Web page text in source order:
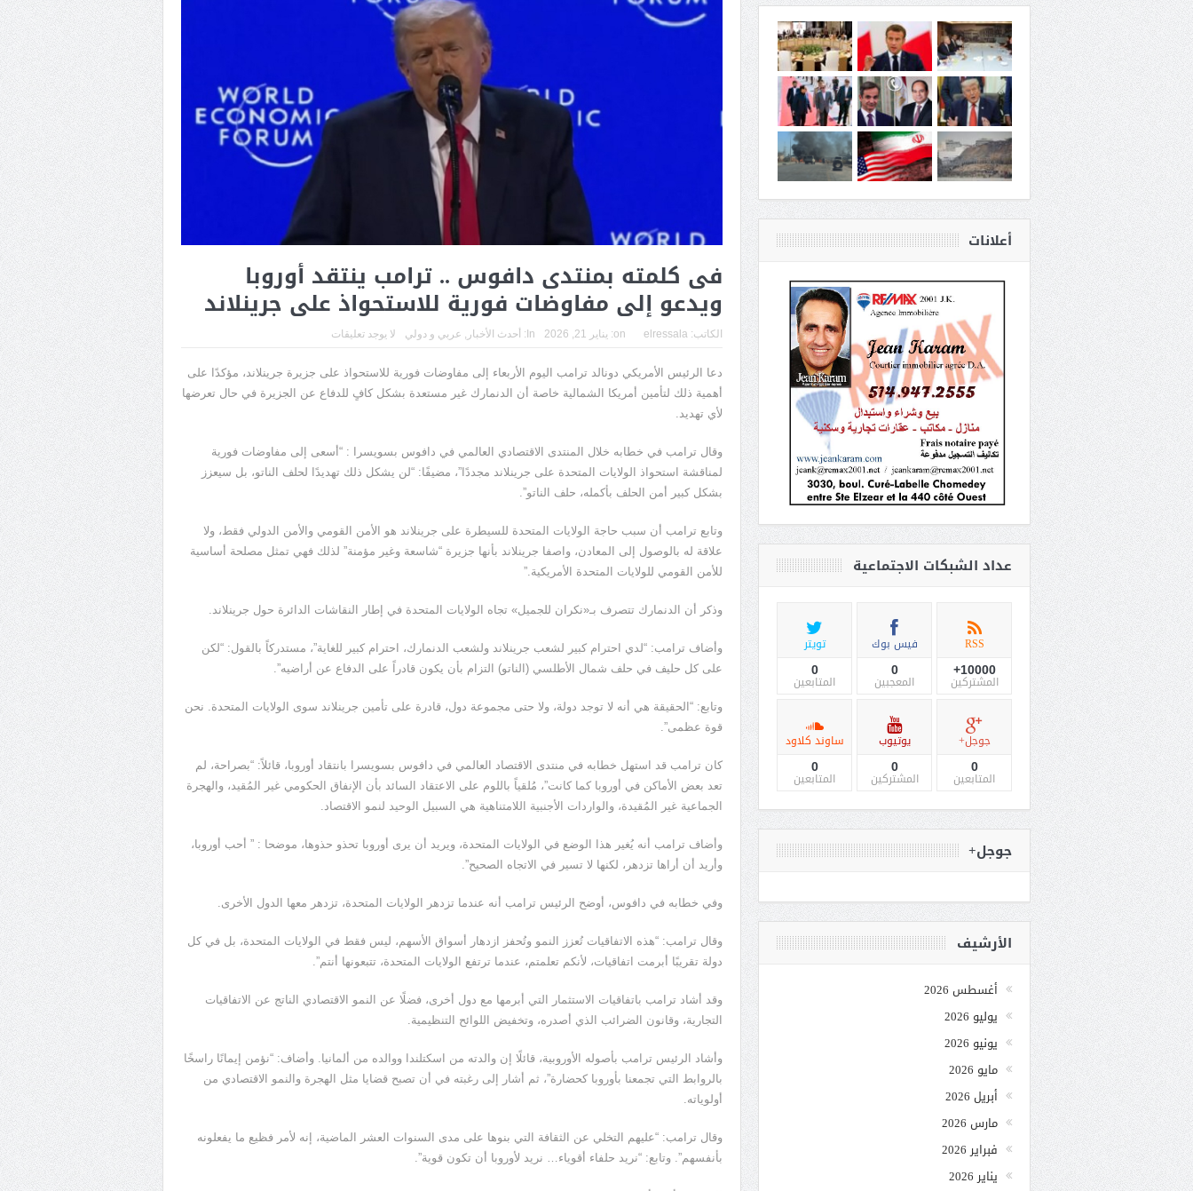
فى كلمته بمنتدى دافوس .. ترامب ينتقد أوروبا
ويدعو إلى مفاوضات فورية للاستحواذ على جرينلاند
الكاتب: elressala
on: يناير 21, 2026 In: أحدث الأخبار عربي و دولي لا يوجد تعليقات
دعا الرئيس الأمريكي دونالد ترامب اليوم الأربعاء إلى مفاوضات فورية للاستحواذ على جزيرة جرينلاند، مؤكدًا على
أهمية ذلك لتأمين أمريكا الشمالية خاصة أن الدنمارك غير مستعدة بشكل كافٍ للدفاع عن الجزيرة في حال تعرضها
لأي تهديد.
وقال ترامب في خطابه خلال المنتدى الاقتصادي العالمي في دافوس بسويسرا : “أسعى إلى مفاوضات فورية
لمناقشة استحواذ الولايات المتحدة على جرينلاند مجددًا”، مضيفًا: “لن يشكل ذلك تهديدًا لحلف الناتو، بل سيعزز
بشكل كبير أمن الحلف بأكمله، حلف الناتو”.
وتابع ترامب أن سبب حاجة الولايات المتحدة للسيطرة على جرينلاند هو الأمن القومي والأمن الدولي فقط، ولا
علاقة له بالوصول إلى المعادن، واصفا جرينلاند بأنها جزيرة “شاسعة وغير مؤمنة” لذلك فهي تمثل مصلحة أساسية
للأمن القومي للولايات المتحدة الأمريكية.”
وذكر أن الدنمارك تتصرف بـ«نكران للجميل» تجاه الولايات المتحدة في إطار النقاشات الدائرة حول جرينلاند.
وأضاف ترامب: “لدي احترام كبير لشعب جرينلاند ولشعب الدنمارك، احترام كبير للغاية”، مستدركاً بالقول: “لكن
على كل حليف في حلف شمال الأطلسي (الناتو) التزام بأن يكون قادراً على الدفاع عن أراضيه”.
وتابع: “الحقيقة هي أنه لا توجد دولة، ولا حتى مجموعة دول، قادرة على تأمين جرينلاند سوى الولايات المتحدة. نحن
قوة عظمى”.
كان ترامب قد استهل خطابه في منتدى الاقتصاد العالمي في دافوس بسويسرا بانتقاد أوروبا، قائلاً: “بصراحة، لم
تعد بعض الأماكن في أوروبا كما كانت”، مُلقياً باللوم على الاعتقاد السائد بأن الإنفاق الحكومي غير المُقيد، والهجرة
الجماعية غير المُقيدة، والواردات الأجنبية اللامتناهية هي السبيل الوحيد لنمو الاقتصاد.
وأضاف ترامب أنه يُغير هذا الوضع في الولايات المتحدة، ويريد أن يرى أوروبا تحذو حذوها، موضحا : ” أحب أوروبا،
وأريد أن أراها تزدهر، لكنها لا تسير في الاتجاه الصحيح”.
وفي خطابه في دافوس، أوضح الرئيس ترامب أنه عندما تزدهر الولايات المتحدة، تزدهر معها الدول الأخرى.
وقال ترامب: “هذه الاتفاقيات تُعزز النمو وتُحفز ازدهار أسواق الأسهم، ليس فقط في الولايات المتحدة، بل في كل
دولة تقريبًا أبرمت اتفاقيات، لأنكم تعلمتم، عندما ترتفع الولايات المتحدة، تتبعونها أنتم”.
وقد أشاد ترامب باتفاقيات الاستثمار التي أبرمها مع دول أخرى، فضلًا عن النمو الاقتصادي الناتج عن الاتفاقيات
التجارية، وقانون الضرائب الذي أصدره، وتخفيض اللوائح التنظيمية.
وأشاد الرئيس ترامب بأصوله الأوروبية، قائلًا إن والدته من اسكتلندا ووالده من ألمانيا. وأضاف: “نؤمن إيمانًا راسخًا
بالروابط التي تجمعنا بأوروبا كحضارة”، ثم أشار إلى رغبته في أن تصبح قضايا مثل الهجرة والنمو الاقتصادي من
أولوياته.
وقال ترامب: “عليهم التخلي عن الثقافة التي بنوها على مدى السنوات العشر الماضية، إنه لأمر فظيع ما يفعلونه
بأنفسهم”. وتابع: “نريد حلفاء أقوياء… نريد لأوروبا أن تكون قوية”.
أعلانات
عداد الشبكات الاجتماعية
RSS
10000+
المشتركين
فيس بوك
0
المعجبين
تويتر
0
المتابعين
جوجل+
0
المتابعين
يوتيوب
0
المشتركين
ساوند كلاود
0
المتابعين
جوجل+
الأرشيف
أغسطس 2026
يوليو 2026
يونيو 2026
مايو 2026
أبريل 2026
مارس 2026
فبراير 2026
يناير 2026